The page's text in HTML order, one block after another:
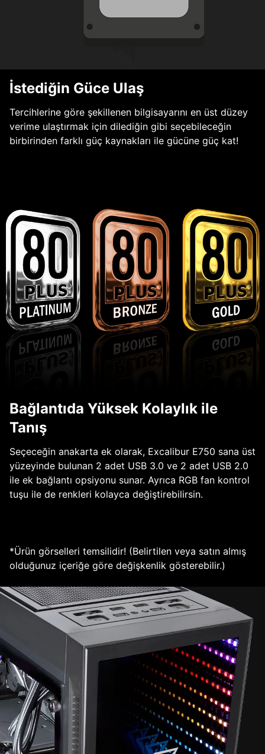
İstediğin Güce Ulaş
Tercihlerine göre şekillenen bilgisayarını en üst düzey
verime ulaştırmak için dilediğin gibi seçebileceğin
birbirinden farklı güç kaynakları ile gücüne güç kat!
Bağlantıda Yüksek Kolaylık ile
Tanış
Seçeceğin anakarta ek olarak, Excalibur E750 sana üst
yüzeyinde bulunan 2 adet USB 3.0 ve 2 adet USB 2.0
ile ek bağlantı opsiyonu sunar. Ayrıca RGB fan kontrol
tuşu ile de renkleri kolayca değiştirebilirsin.
*Ürün görselleri temsilidir! (Belirtilen veya satın almış
olduğunuz içeriğe göre değişkenlik gösterebilir.)